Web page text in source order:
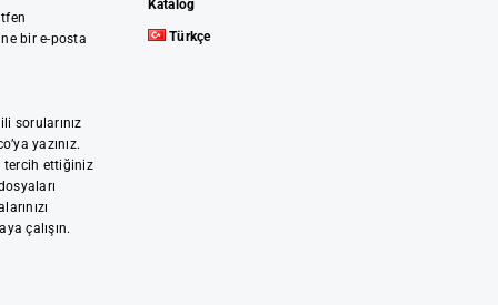
bir e-posta
sorularınız
yazınız.
tercih ettiğiniz
çalışın.
Katalog
Türkçe